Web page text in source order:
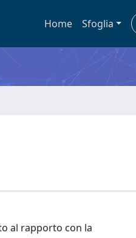
Home Sfoglia
al rapporto con la